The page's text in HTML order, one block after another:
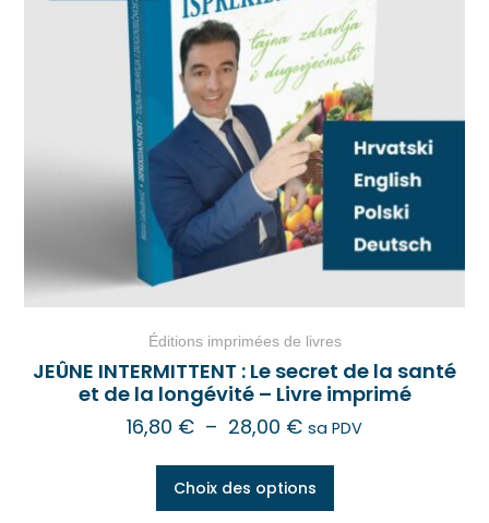
Éditions imprimées de livres
JEÛNE INTERMITTENT : Le secret de la santé
et de la longévité – Livre imprimé
16,80 € – 28,00 € sa PDV
Choix des options